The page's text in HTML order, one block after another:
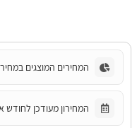
המחירים המוצגים
המחירון מעודכן לחודש